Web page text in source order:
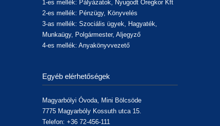
1-es mellék: Pályázatok, Nyugodt Öregkor Kft
2-es mellék: Pénzügy, Könyvelés
3-as mellék: Szociális ügyek, Hagyaték,
Munkaügy, Polgármester, Aljegyző
4-es mellék: Anyakönyvvezető
Egyéb elérhetőségek
Magyarbólyi Óvoda, Mini Bölcsöde
7775 Magyarbóly Kossuth utca 15.
Telefon: +36 72-456-111